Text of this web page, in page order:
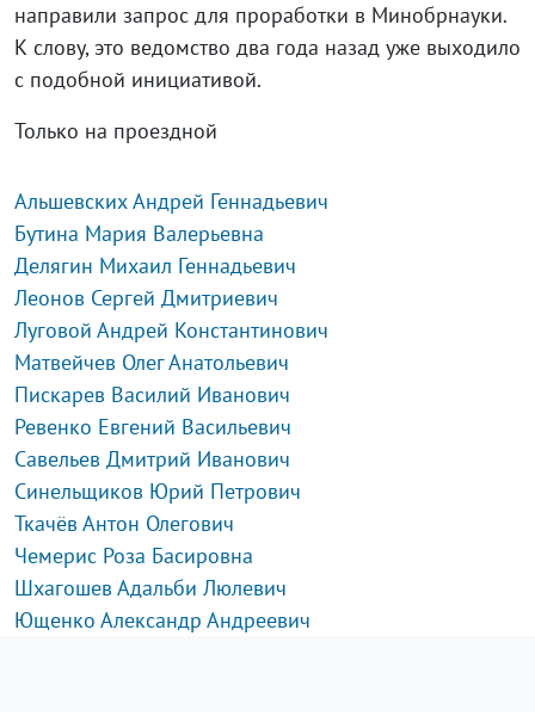
направили запрос для проработки в Минобрнауки.
К слову, это ведомство два года назад уже выходило
с подобной инициативой.
Только на проездной
Альшевских Андрей Геннадьевич
Бутина Мария Валерьевна
Делягин Михаил Геннадьевич
Леонов Сергей Дмитриевич
Луговой Андрей Константинович
Матвейчев Олег Анатольевич
Пискарев Василий Иванович
Ревенко Евгений Васильевич
Савельев Дмитрий Иванович
Синельщиков Юрий Петрович
Ткачёв Антон Олегович
Чемерис Роза Басировна
Шхагошев Адальби Люлевич
Ющенко Александр Андреевич